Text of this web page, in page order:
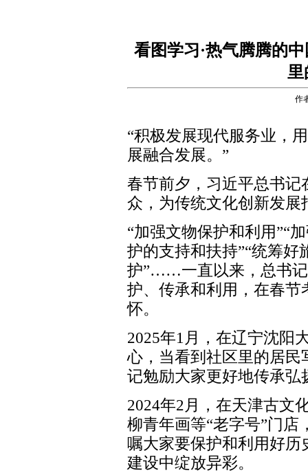
看图学习·热气腾腾的
作
“积极发展现代服务业，
展融合发展。”
春节前夕，习近平总书
众，为传统文化创新发展
“加强文物保护和利用”“
护的支持和扶持”“统筹
护”……一直以来，总书
护、传承和利用，在春
怀。
2025年1月，在辽宁沈阳
心，当看到社区里的居
记勉励大家更好地传承弘
2024年2月，在天津古文
柳青年画等“老字号”门
嘱大家要保护和利用好
建设中绽放异彩。